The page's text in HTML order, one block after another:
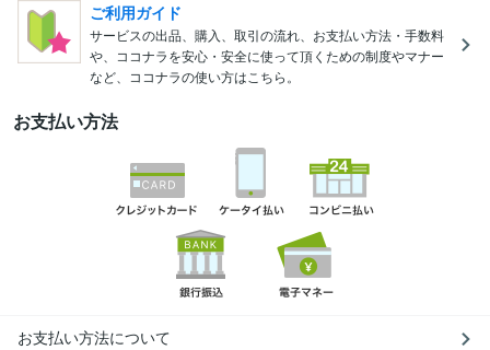
ご利用ガイド
サービスの出品、購入、取引の流れ、お支払い方法・手数料
や、ココナラを安心・安全に使って頂くための制度やマナー
など、ココナラの使い方はこちら。
お支払い方法
お支払い方法について